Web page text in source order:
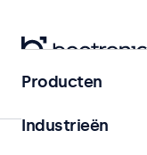
Home
Producten
Industrieën